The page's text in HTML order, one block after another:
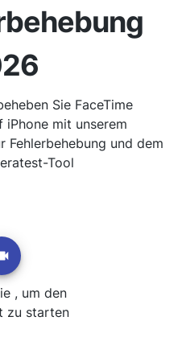
Sie FaceTime
iPhone mit unserem
Fehlerbehebung und dem
Tool
, um den
zu starten